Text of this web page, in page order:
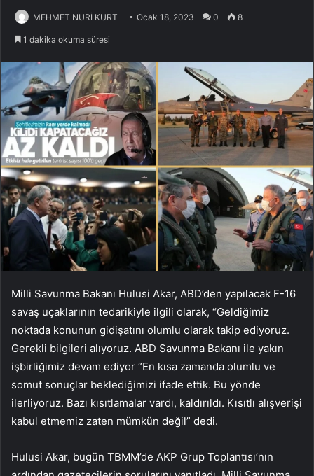
MEHMET NURİ KURT Ocak 18, 2023 0 8
1 dakika okuma süresi
Milli Savunma Bakanı Hulusi Akar, ABD’den yapılacak F-16
savaş uçaklarının tedarikiyle ilgili olarak, “Geldiğimiz
noktada konunun gidişatını olumlu olarak takip ediyoruz.
Gerekli bilgileri alıyoruz. ABD Savunma Bakanı ile yakın
işbirliğimiz devam ediyor “En kısa zamanda olumlu ve
somut sonuçlar beklediğimizi ifade ettik. Bu yönde
ilerliyoruz. Bazı kısıtlamalar vardı, kaldırıldı. Kısıtlı alışverişi
kabul etmemiz zaten mümkün değil” dedi.
Hulusi Akar, bugün TBMM’de AKP Grup Toplantısı’nın